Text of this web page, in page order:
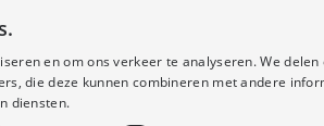
en om ons verkeer te analyseren. We
die deze kunnen combineren met andere
diensten.